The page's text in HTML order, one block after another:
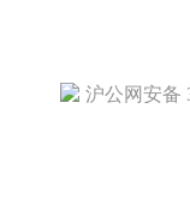
沪公网安备